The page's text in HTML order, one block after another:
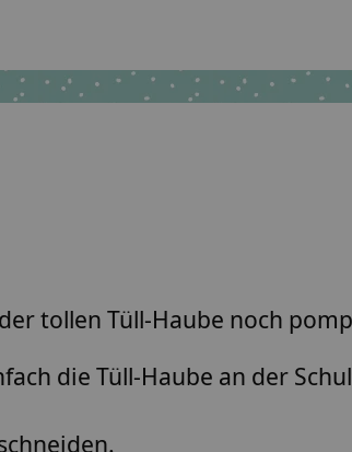
tollen Tüll-Haube noch
die Tüll-Haube an der